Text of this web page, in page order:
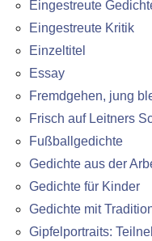
Eingestreute
Eingestreute Kritik
Einzeltitel
Essay
Fremdgehen, jung
Frisch auf Leitners
Fußballgedichte
Gedichte aus der
Gedichte für Kinder
Gedichte mit
Gipfelportraits: